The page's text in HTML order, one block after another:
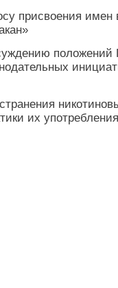
присвоения
положений
их